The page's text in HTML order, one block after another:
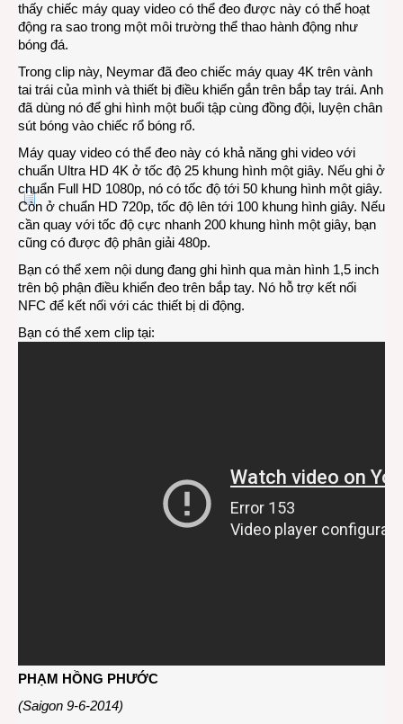
thấy chiếc máy quay video có thể đeo được này có thể hoạt
động ra sao trong một môi trường thể thao hành động như
bóng đá.
Trong clip này, Neymar đã đeo chiếc máy quay 4K trên vành
tai trái của mình và thiết bị điều khiển gắn trên bắp tay trái. Anh
đã dùng nó để ghi hình một buổi tập cùng đồng đội, luyện chân
sút bóng vào chiếc rổ bóng rổ.
Máy quay video có thể đeo này có khả năng ghi video với
chuẩn Ultra HD 4K ở tốc độ 25 khung hình một giây. Nếu ghi ở
chuẩn Full HD 1080p, nó có tốc độ tới 50 khung hình một giây.
Còn ở chuẩn HD 720p, tốc độ lên tới 100 khung hình giây. Nếu
cần quay với tốc độ cực nhanh 200 khung hình một giây, bạn
cũng có được độ phân giải 480p.
Bạn có thể xem nội dung đang ghi hình qua màn hình 1,5 inch
trên bộ phận điều khiển đeo trên bắp tay. Nó hỗ trợ kết nối
NFC để kết nối với các thiết bị di động.
Bạn có thể xem clip tại:
PHẠM HỒNG PHƯỚC
(Saigon 9-6-2014)